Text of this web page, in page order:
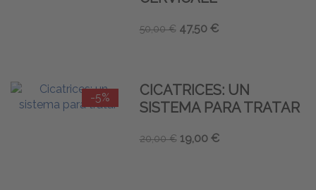
50,00 € 47,50 €
-5%
CICATRICES: UN
SISTEMA PARA TRATAR
20,00 € 19,00 €